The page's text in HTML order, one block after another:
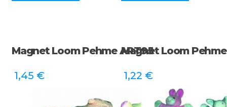
Magnet Loom Pehme ART95
1,45 €
Magnet Loom
1,22 €